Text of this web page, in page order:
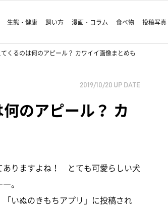
生態・健康 飼い方 漫画・コラム 食べ物 投稿写真
くるのは何のアピール？ カワイイ画像まとめも
2019/10/20 UP DATE
のアピール？ カ
ありますよね！ とても可愛らしい犬
。
いぬのきもちアプリ」に投稿され